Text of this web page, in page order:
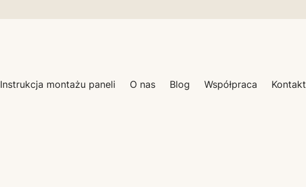
Instrukcja montażu paneli O nas Blog Współpraca Kontakt